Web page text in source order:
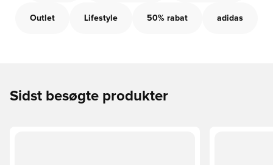
Outlet Lifestyle 50% rabat adidas
Sidst besøgte produkter